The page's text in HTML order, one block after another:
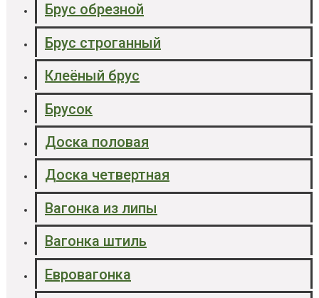
Брус обрезной
Брус строганный
Клеёный брус
Брусок
Доска половая
Доска четвертная
Вагонка из липы
Вагонка штиль
Евровагонка